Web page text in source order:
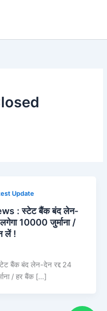
Update
: स्टेट बैंक बंद लेन-
10000 जुर्माना /
लें !
बैंक बंद लेन-देन रद्द 24
/ हर बैंक […]